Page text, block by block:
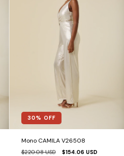
30% OFF
Mono CAMILA V26508
$220.08 USD $154.06 USD